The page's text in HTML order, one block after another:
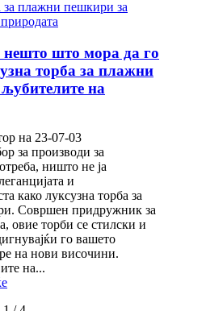
што мора да го
торба за плажни
на
на 23-07-03
за производи за
ништо не ја
и
како луксузна торба за
Совршен придружник за
овие торби се стилски и
го вашето
на нови височини.
на...